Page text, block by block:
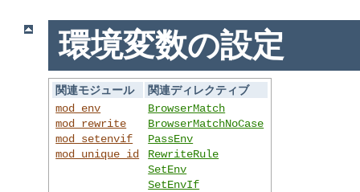
環境変数の設定
関連モジュール
関連ディレクティブ
mod_env
mod_rewrite
mod_setenvif
mod_unique_id
BrowserMatch
BrowserMatchNoCase
PassEnv
RewriteRule
SetEnv
SetEnvIf